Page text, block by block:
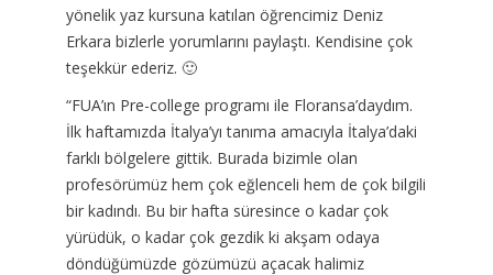
yönelik yaz kursuna katılan öğrencimiz Deniz
Erkara bizlerle yorumlarını paylaştı. Kendisine çok
teşekkür ederiz. 🙂
“FUA’ın Pre-college programı ile Floransa’daydım.
İlk haftamızda İtalya’yı tanıma amacıyla İtalya’daki
farklı bölgelere gittik. Burada bizimle olan
profesörümüz hem çok eğlenceli hem de çok bilgili
bir kadındı. Bu bir hafta süresince o kadar çok
yürüdük, o kadar çok gezdik ki akşam odaya
döndüğümüzde gözümüzü açacak halimiz